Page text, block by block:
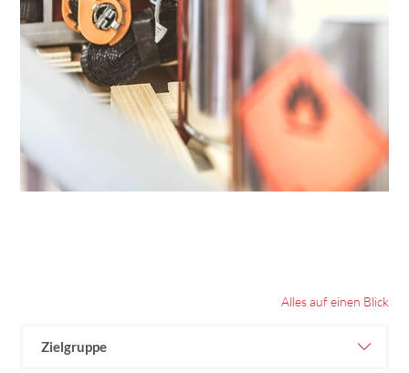
Alles auf einen Blick
Zielgruppe